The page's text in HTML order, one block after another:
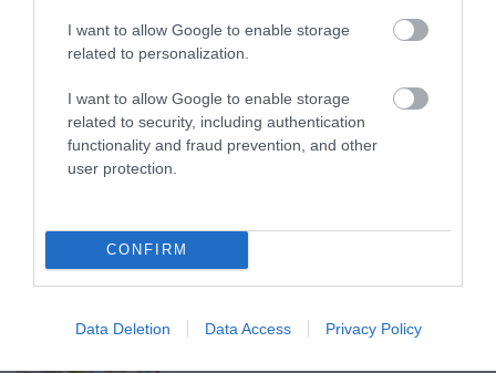
I want to allow Google to enable storage
related to personalization.
I want to allow Google to enable storage
related to security, including authentication
functionality and fraud prevention, and other
user protection.
CONFIRM
Data Deletion Data Access Privacy Policy
TANULJ NÉMETÜL OTTHONRÓL: A
2026. augusztus 07|Promóció
2026. augusztus 07|Eger ügye